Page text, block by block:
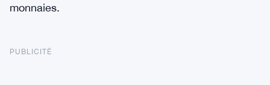
monnaies.
PUBLICITÉ